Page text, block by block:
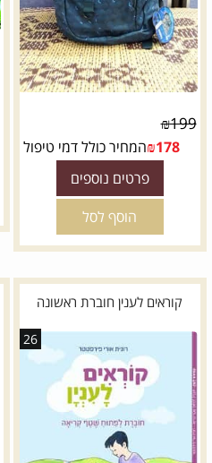
₪199
₪178 המחיר כולל דמי טיפול
פרטים נוספים
הוסף לסל
קוראים לענין חוברת ראשונה
26